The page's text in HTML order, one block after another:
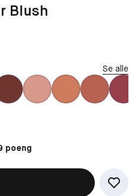
Blush
Se alle
poeng